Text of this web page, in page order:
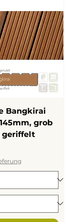
Bangkirai
grob
geriffelt